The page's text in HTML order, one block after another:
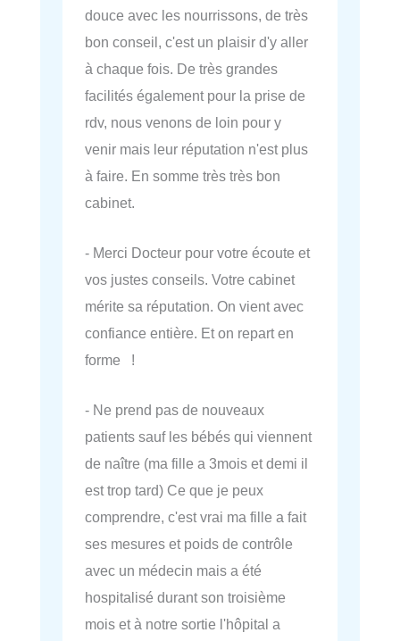
douce avec les nourrissons, de très
bon conseil, c'est un plaisir d'y aller
à chaque fois. De très grandes
facilités également pour la prise de
rdv, nous venons de loin pour y
venir mais leur réputation n'est plus
à faire. En somme très très bon
cabinet.
- Merci Docteur pour votre écoute et
vos justes conseils. Votre cabinet
mérite sa réputation. On vient avec
confiance entière. Et on repart en
forme !
- Ne prend pas de nouveaux
patients sauf les bébés qui viennent
de naître (ma fille a 3mois et demi il
est trop tard) Ce que je peux
comprendre, c'est vrai ma fille a fait
ses mesures et poids de contrôle
avec un médecin mais a été
hospitalisé durant son troisième
mois et à notre sortie l'hôpital a